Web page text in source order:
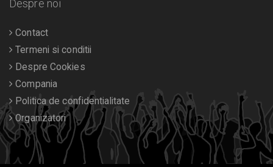
Despre noi
Contact
Termeni si conditii
Despre Cookies
Compania
Politica de confidentialitate
Organizatori